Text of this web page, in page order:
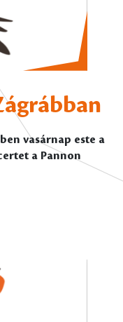
vasárnap este a
a Pannon